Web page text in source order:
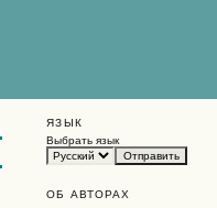
ЯЗЫК
Выбрать язык
ОБ АВТОРАХ